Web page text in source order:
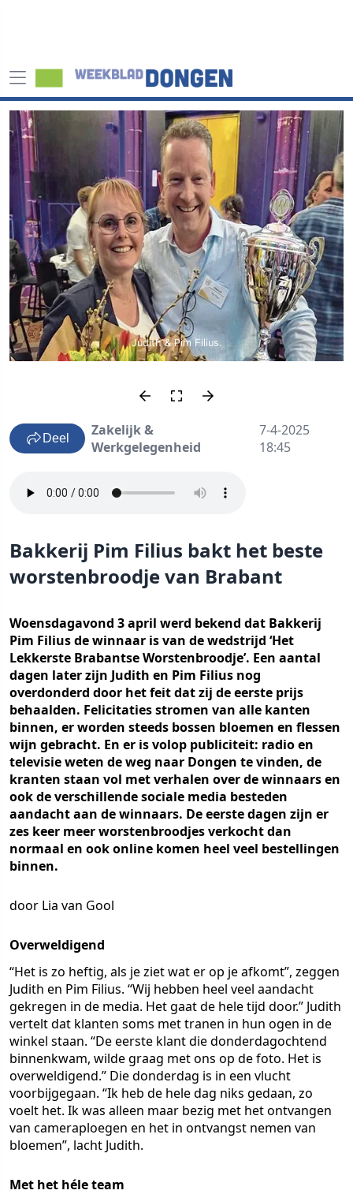
Judith & Pim Filius.
Deel
Zakelijk &
Werkgelegenheid
7-4-2025
18:45
Bakkerij Pim Filius bakt het beste
worstenbroodje van Brabant
Woensdagavond 3 april werd bekend dat Bakkerij
Pim Filius de winnaar is van de wedstrijd ‘Het
Lekkerste Brabantse Worstenbroodje’. Een aantal
dagen later zijn Judith en Pim Filius nog
overdonderd door het feit dat zij de eerste prijs
behaalden. Felicitaties stromen van alle kanten
binnen, er worden steeds bossen bloemen en flessen
wijn gebracht. En er is volop publiciteit: radio en
televisie weten de weg naar Dongen te vinden, de
kranten staan vol met verhalen over de winnaars en
ook de verschillende sociale media besteden
aandacht aan de winnaars. De eerste dagen zijn er
zes keer meer worstenbroodjes verkocht dan
normaal en ook online komen heel veel bestellingen
binnen.
door Lia van Gool
Overweldigend
“Het is zo heftig, als je ziet wat er op je afkomt”, zeggen
Judith en Pim Filius. “Wij hebben heel veel aandacht
gekregen in de media. Het gaat de hele tijd door.” Judith
vertelt dat klanten soms met tranen in hun ogen in de
winkel staan. “De eerste klant die donderdagochtend
binnenkwam, wilde graag met ons op de foto. Het is
overweldigend.” Die donderdag is in een vlucht
voorbijgegaan. “Ik heb de hele dag niks gedaan, zo
voelt het. Ik was alleen maar bezig met het ontvangen
van cameraploegen en het in ontvangst nemen van
bloemen”, lacht Judith.
Met het héle team